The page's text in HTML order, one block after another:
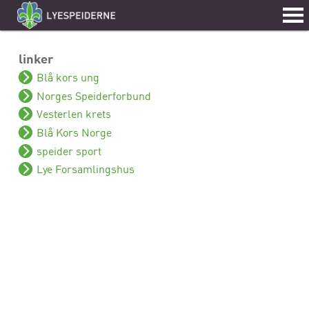
linker
Blå kors ung
Norges Speiderforbund
Vesterlen krets
Blå Kors Norge
speider sport
Lye Forsamlingshus